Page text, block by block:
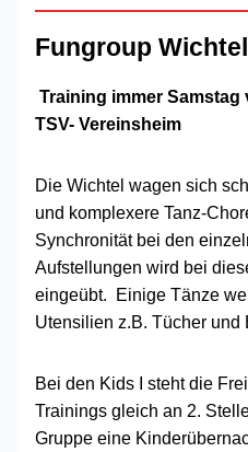
Fungroup
Training immer Samstag
TSV- Vereinsheim
Die Wichtel wagen sich
und komplexere Tanz-
Synchronität bei den
Aufstellungen wird bei
eingeübt. Einige Tänze
Utensilien z.B. Tücher und
Bei den Kids I steht die
Trainings gleich an 2.
Gruppe eine